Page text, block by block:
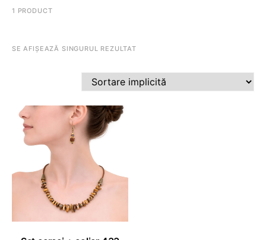
1 PRODUCT
SE AFIȘEAZĂ SINGURUL REZULTAT
ADAUGĂ ÎN COȘ